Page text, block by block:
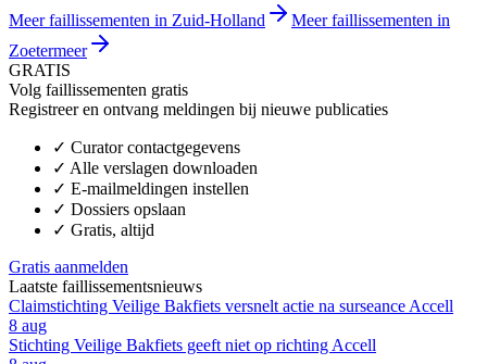
Meer faillissementen in Zuid-Holland
Meer faillissementen in
Zoetermeer
GRATIS
Volg faillissementen gratis
Registreer en ontvang meldingen bij nieuwe publicaties
✓ Curator contactgegevens
✓ Alle verslagen downloaden
✓ E-mailmeldingen instellen
✓ Dossiers opslaan
✓ Gratis, altijd
Gratis aanmelden
Laatste faillissementsnieuws
Claimstichting Veilige Bakfiets versnelt actie na surseance Accell
8 aug
Stichting Veilige Bakfiets geeft niet op richting Accell